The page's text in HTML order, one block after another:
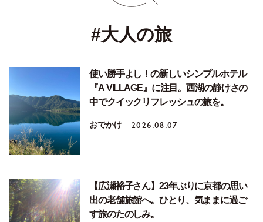
#大人の旅
使い勝手よし！の新しいシンプルホテル
『A VILLAGE』に注目。西湖の静けさの
中でクイックリフレッシュの旅を。
おでかけ 2026.08.07
【広瀬裕子さん】23年ぶりに京都の思い
出の老舗旅館へ。ひとり、気ままに過ご
す旅のたのしみ。